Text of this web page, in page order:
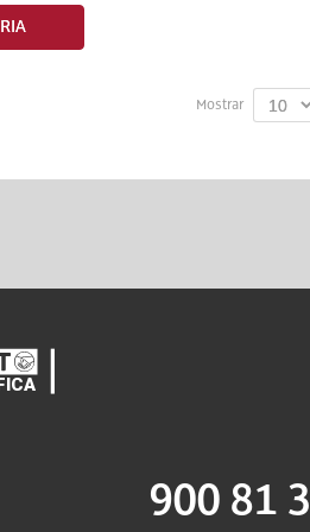
Mostrar
900 81